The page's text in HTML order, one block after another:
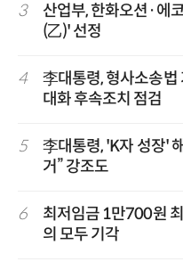
3
산업부, 한화오션·에
(乙)' 선정
4
李대통령, 형사소송법
대화 후속조치 점검
5
李대통령, 'K자 성장'
거” 강조도
6
최저임금 1만700원
의 모두 기각